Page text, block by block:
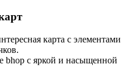
карта с элементами
bhop с яркой и насыщенной